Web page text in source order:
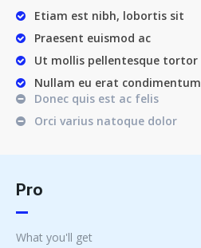
Etiam est nibh, lobortis sit
Praesent euismod ac
Ut mollis pellentesque tortor
Nullam eu erat condimentum
Donec quis est ac felis
Orci varius natoque dolor
Pro
What you'll get